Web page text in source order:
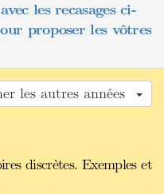
les recasages ci-
proposer les vôtres
les autres années
discrètes. Exemples et